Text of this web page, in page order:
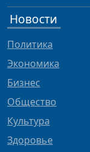
Новости
Политика
Экономика
Бизнес
Общество
Культура
Здоровье